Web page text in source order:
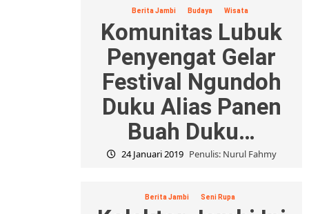
Berita Jambi Budaya Wisata
Komunitas Lubuk
Penyengat Gelar
Festival Ngundoh
Duku Alias Panen
Buah Duku…
24 Januari 2019 Penulis: Nurul Fahmy
Berita Jambi Seni Rupa